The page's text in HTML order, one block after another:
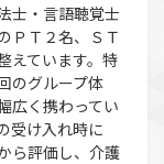
士・言語聴覚士
ＰＴ２名、ＳＴ
えています。特
のグループ体
広く携わってい
受け入れ時に
ら評価し、介護